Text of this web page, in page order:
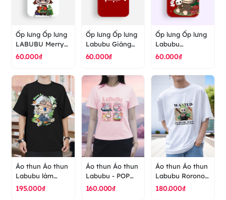
Ốp lưng Ốp lưng
LABUBU Merry
Christmas
ranus
60.000₫
Ốp lưng Ốp lưng
Labubu Giáng
Sinh Popmart -
60.000₫
Ốp lưng Ốp lưng
Labubu
christmas
ranus
60.000₫
Áo thun Áo thun
Labubu làm
vườn - POP
195.000₫
Áo thun Áo thun
Labubu - POP
MART - áo thun
160.000₫
Áo thun Áo thun
Labubu Roronoa
Zoro - áo thun
180.000₫